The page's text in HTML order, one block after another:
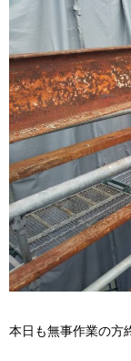
本日も無事作業の方